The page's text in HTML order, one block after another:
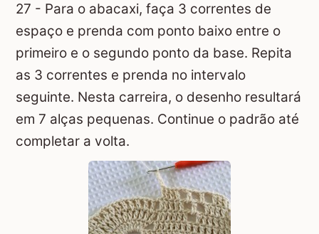
27 - Para o abacaxi, faça 3 correntes de
espaço e prenda com ponto baixo entre o
primeiro e o segundo ponto da base. Repita
as 3 correntes e prenda no intervalo
seguinte. Nesta carreira, o desenho resultará
em 7 alças pequenas. Continue o padrão até
completar a volta.